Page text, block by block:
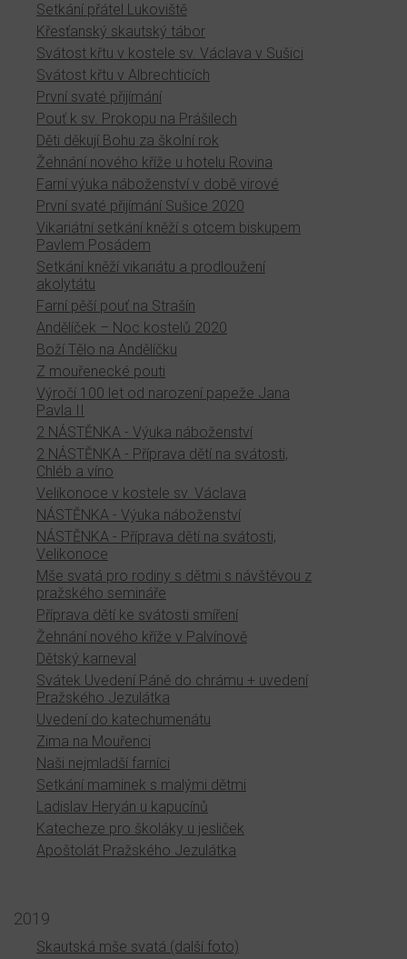
Setkání přátel Lukoviště
Křesťanský skautský tábor
Svátost křtu v kostele sv. Václava v Sušici
Svátost křtu v Albrechticích
První svaté přijímání
Pouť k sv. Prokopu na Prášilech
Děti děkují Bohu za školní rok
Žehnání nového kříže u hotelu Rovina
Farní výuka náboženství v době virové
První svaté přijímání Sušice 2020
Vikariátní setkání kněží s otcem biskupem
Pavlem Posádem
Setkání kněží vikariátu a prodloužení
akolytátu
Farní pěší pouť na Strašín
Andělíček – Noc kostelů 2020
Boží Tělo na Andělíčku
Z mouřenecké pouti
Výročí 100 let od narození papeže Jana
Pavla II
2 NÁSTĚNKA - Výuka náboženství
2 NÁSTĚNKA - Příprava dětí na svátosti,
Chléb a víno
Velikonoce v kostele sv. Václava
NÁSTĚNKA - Výuka náboženství
NÁSTĚNKA - Příprava dětí na svátosti,
Velikonoce
Mše svatá pro rodiny s dětmi s návštěvou z
pražského semináře
Příprava dětí ke svátosti smíření
Žehnání nového kříže v Palvínově
Dětský karneval
Svátek Uvedení Páně do chrámu + uvedení
Pražského Jezulátka
Uvedení do katechumenátu
Zima na Mouřenci
Naši nejmladší farníci
Setkání maminek s malými dětmi
Ladislav Heryán u kapucínů
Katecheze pro školáky u jesliček
Apoštolát Pražského Jezulátka
2019
Skautská mše svatá (další foto)